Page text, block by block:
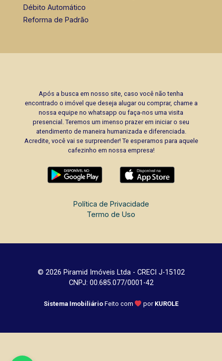
Débito Automático
Reforma de Padrão
Após a busca em nosso site, caso você não tenha
encontrado o imóvel que deseja alugar ou comprar, chame a
nossa equipe no whatsapp ou faça-nos uma visita
presencial. Teremos um imenso prazer em iniciar o seu
atendimento de maneira humanizada e diferenciada.
Acredite, você vai se surpreender! Te esperamos para aquele
cafezinho em nossa empresa!
Política de Privacidade
Termo de Uso
© 2026 Piramid Imóveis Ltda - CRECI J-15102
CNPJ: 00.685.077/0001-42
Sistema Imobiliário Feito com por KUROLE